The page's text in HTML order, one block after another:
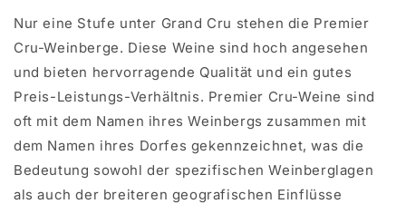
Nur eine Stufe unter Grand Cru stehen die Premier
Cru-Weinberge. Diese Weine sind hoch angesehen
und bieten hervorragende Qualität und ein gutes
Preis-Leistungs-Verhältnis. Premier Cru-Weine sind
oft mit dem Namen ihres Weinbergs zusammen mit
dem Namen ihres Dorfes gekennzeichnet, was die
Bedeutung sowohl der spezifischen Weinberglagen
als auch der breiteren geografischen Einflüsse